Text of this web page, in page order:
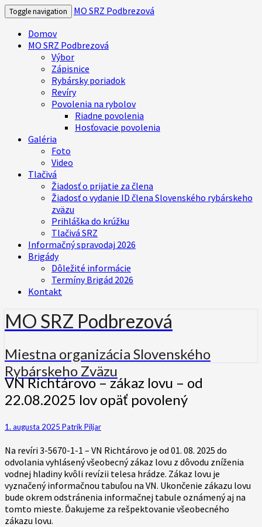
Toggle navigation
MO SRZ Podbrezová
Domov
MO SRZ Podbrezová
Výbor
Zápisnice
Rybársky poriadok
Revíry
Povolenia na rybolov
Riadne povolenia
Hosťovacie povolenia
Galéria
Foto
Video
Tlačivá
Žiadosť o prijatie za člena
Žiadosť o vydanie ID člena Slovenského rybárskeho
zväzu
Prihláška do krúžku
Tlačivá SRZ
Informačný spravodaj 2026
Brigády
Dôležité informácie
Termíny Brigád 2026
Kontakt
MO SRZ Podbrezová
Miestna organizácia Slovenského
Rybárskeho Zväzu
VN
Richtárovo
–
lovu
od
22.08.2025
lov
opäť
povolený
VN Richtárovo – zákaz lovu – od
22.08.2025 lov opäť povolený
1. augusta 2025 Patrik Piljar
Na revíri 3-5670-1-1 – VN Richtárovo je od 01. 08. 2025 do
odvolania vyhlásený všeobecný zákaz lovu z dôvodu zníženia
vodnej hladiny kvôli revízii telesa hrádze. Zákaz lovu je
vyznačený informačnou tabuľou na VN. Ukončenie zákazu lovu
bude okrem odstránenia informačnej tabule oznámený aj na
tomto mieste. Ďakujeme za rešpektovanie všeobecného
zákazu lovu.